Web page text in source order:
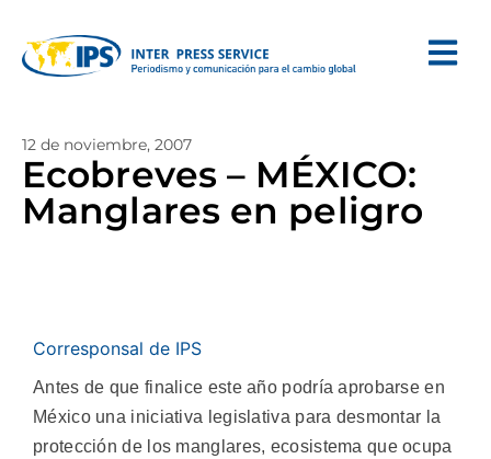
12 de noviembre, 2007
Ecobreves – MÉXICO:
Manglares en peligro
Corresponsal de IPS
Antes de que finalice este año podría aprobarse en
México una iniciativa legislativa para desmontar la
protección de los manglares, ecosistema que ocupa